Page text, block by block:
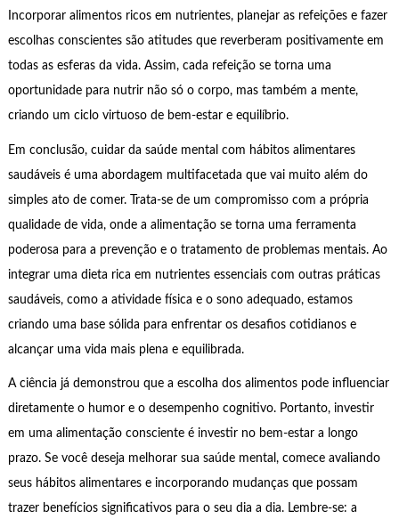
Incorporar alimentos ricos em nutrientes, planejar as refeições e fazer
escolhas conscientes são atitudes que reverberam positivamente em
todas as esferas da vida. Assim, cada refeição se torna uma
oportunidade para nutrir não só o corpo, mas também a mente,
criando um ciclo virtuoso de bem-estar e equilíbrio.
Em conclusão, cuidar da saúde mental com hábitos alimentares
saudáveis é uma abordagem multifacetada que vai muito além do
simples ato de comer. Trata-se de um compromisso com a própria
qualidade de vida, onde a alimentação se torna uma ferramenta
poderosa para a prevenção e o tratamento de problemas mentais. Ao
integrar uma dieta rica em nutrientes essenciais com outras práticas
saudáveis, como a atividade física e o sono adequado, estamos
criando uma base sólida para enfrentar os desafios cotidianos e
alcançar uma vida mais plena e equilibrada.
A ciência já demonstrou que a escolha dos alimentos pode influenciar
diretamente o humor e o desempenho cognitivo. Portanto, investir
em uma alimentação consciente é investir no bem-estar a longo
prazo. Se você deseja melhorar sua saúde mental, comece avaliando
seus hábitos alimentares e incorporando mudanças que possam
trazer benefícios significativos para o seu dia a dia. Lembre-se: a